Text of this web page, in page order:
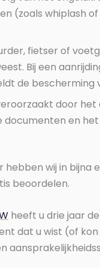
(zoals whiplash of
fietser of
Bij een
de bescherming
door het
documenten en
wij in bijna
beoordelen.
heeft u drie jaar
dat u wist (of